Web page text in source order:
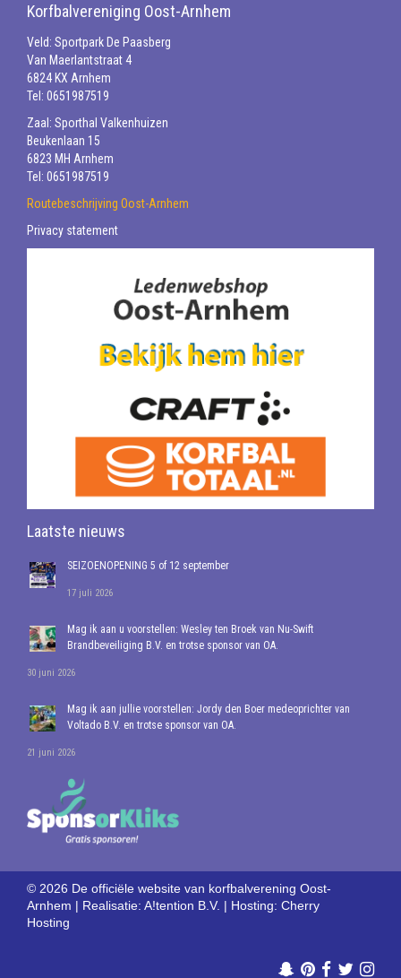
Korfbalvereniging Oost-Arnhem
Veld: Sportpark De Paasberg
Van Maerlantstraat 4
6824 KX Arnhem
Tel: 0651987519
Zaal: Sporthal Valkenhuizen
Beukenlaan 15
6823 MH Arnhem
Tel: 0651987519
Routebeschrijving Oost-Arnhem
Privacy statement
Laatste nieuws
SEIZOENOPENING 5 of 12 september
17 juli 2026
Mag ik aan u voorstellen: Wesley ten Broek van Nu-Swift
Brandbeveiliging B.V. en trotse sponsor van OA.
30 juni 2026
Mag ik aan jullie voorstellen: Jordy den Boer medeoprichter van
Voltado B.V. en trotse sponsor van OA.
21 juni 2026
© 2026 De officiële website van korfbalverening Oost-
Arnhem | Realisatie: A!tention B.V. | Hosting: Cherry
Hosting